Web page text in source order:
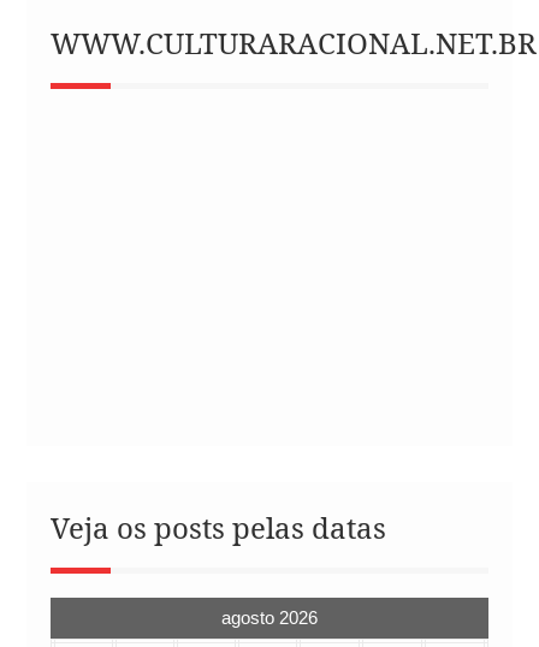
WWW.CULTURARACIONAL.NET.BR
Veja os posts pelas datas
agosto 2026